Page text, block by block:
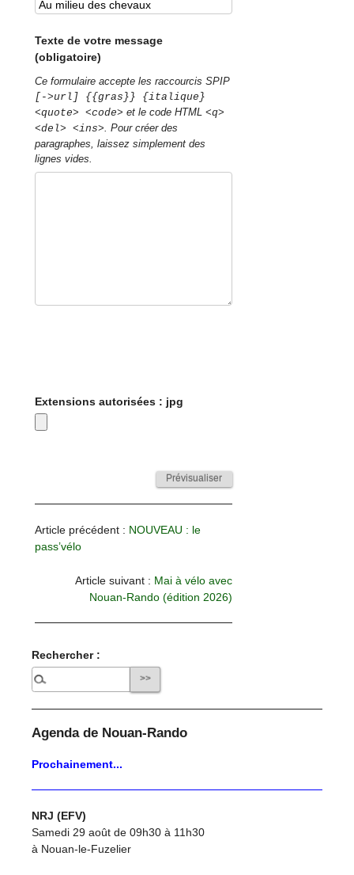
Texte de votre message
(obligatoire)
Ce formulaire accepte les raccourcis SPIP
[->url] {{gras}} {italique}
<quote> <code> et le code HTML<q>
<del> <ins>. Pour créer des
paragraphes, laissez simplement des
lignes vides.
Extensions autorisées : jpg
Article précédent : NOUVEAU : le
pass’vélo
Article suivant : Mai à vélo avec
Nouan-Rando (édition 2026)
Rechercher :
Agenda de Nouan-Rando
Prochainement...
NRJ (EFV)
Samedi 29 août de 09h30 à 11h30
à Nouan-le-Fuzelier